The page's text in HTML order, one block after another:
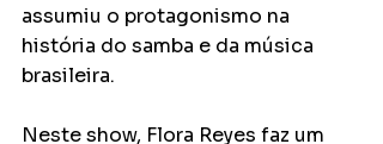
assumiu o protagonismo na
história do samba e da música
brasileira.
Neste show, Flora Reyes faz um